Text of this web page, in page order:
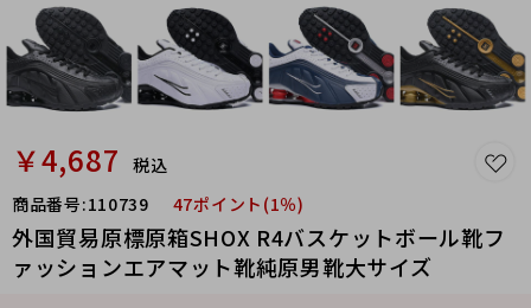
￥4,687
税込
商品番号:110739 47ポイント(1％)
外国貿易原標原箱SHOX R4バスケットボール靴フ
ァッションエアマット靴純原男靴大サイズ